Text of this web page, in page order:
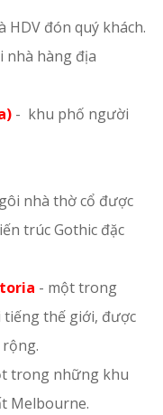
HDV đón quý khách.
nhà hàng địa
- khu phố người
nhà thờ cổ được
trúc Gothic đặc
- một trong
thế giới, được
trong những khu
Melbourne.